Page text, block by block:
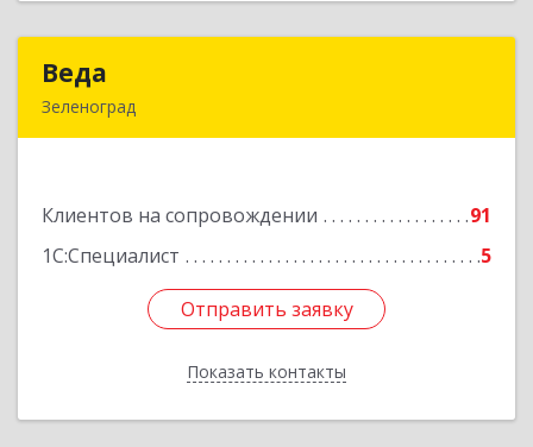
Веда
Зеленоград
Клиентов на сопровождении
91
1С:Специалист
5
Отправить заявку
Показать контакты
Подробнее
Отправить заявку
Назад